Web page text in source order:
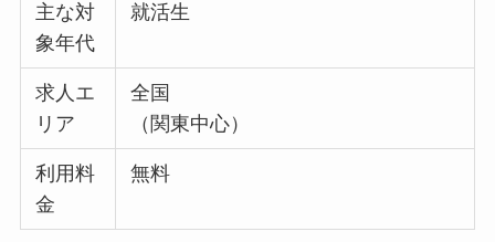
主な対
象年代
就活生
求人エ
リア
全国
（関東中心）
利用料
金
無料